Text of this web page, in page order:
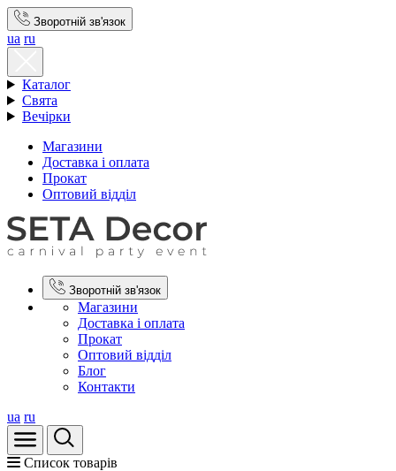
Зворотній зв'язок
ua ru
Каталог
Свята
Вечірки
Магазини
Доставка і оплата
Прокат
Оптовий відділ
Зворотній зв'язок
Магазини
Доставка і оплата
Прокат
Оптовий відділ
Блог
Контакти
ua ru
Список товарів